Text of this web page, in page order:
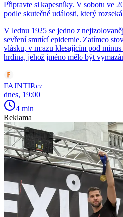
Připravte si kapesníky. V sobotu ve
podle skutečné události, který
V lednu 1925 se jedno z
sevření smrtící epidemie. Zatímco
vlásku, v mrazu klesajícím pod
hrdina, jehož jméno mělo být
FAJNTIP.cz
dnes, 19:00
4 min
Reklama